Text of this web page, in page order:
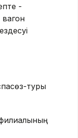
-
вагон
туры